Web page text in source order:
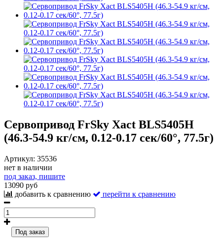
Сервопривод FrSky Xact BLS5405H
(46.3-54.9 кг/см, 0.12-0.17 сек/60°, 77.5г)
Артикул: 35536
нет в наличии
под заказ, пишите
13090 руб
добавить к сравнению
перейти к сравнению
Под заказ